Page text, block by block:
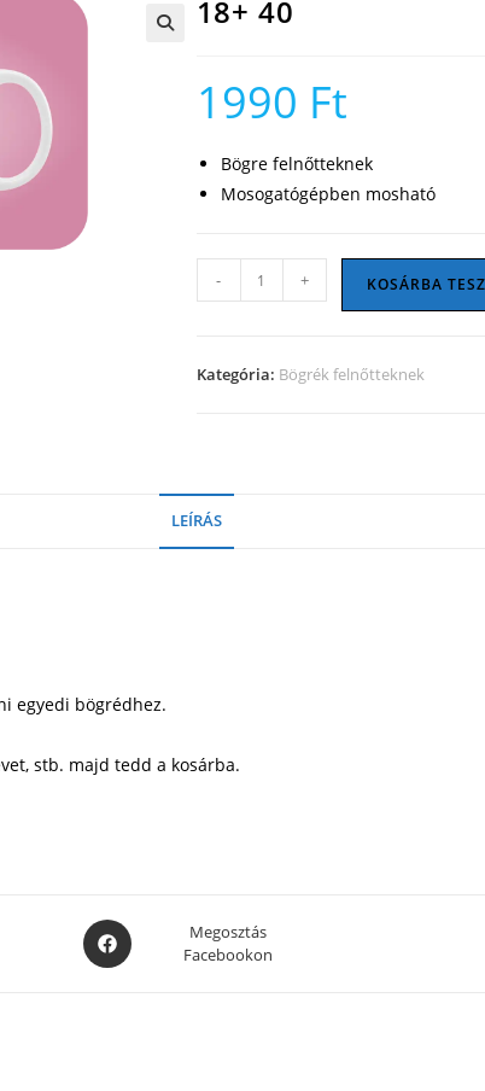
18+ 40
1990 Ft
Bögre felnőtteknek
Mosogatógépben mosható
40
- + KOSÁRBA
Kategória: Bögrék felnőtteknek
LEÍRÁS
egyedi bögrédhez.
stb. majd tedd a kosárba.
Opens
in
Megosztás
Facebookon